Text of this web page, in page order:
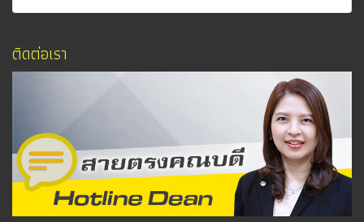
ติดต่อเรา